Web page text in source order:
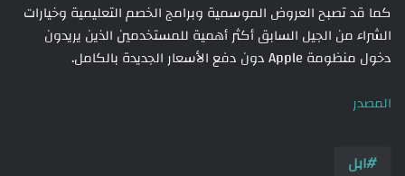
كما قد تصبح العروض الموسمية وبرامج الخصم التعليمية وخيارات
الشراء من الجيل السابق أكثر أهمية للمستخدمين الذين يريدون
دخول منظومة Apple دون دفع الأسعار الجديدة بالكامل.
المصدر
ابل